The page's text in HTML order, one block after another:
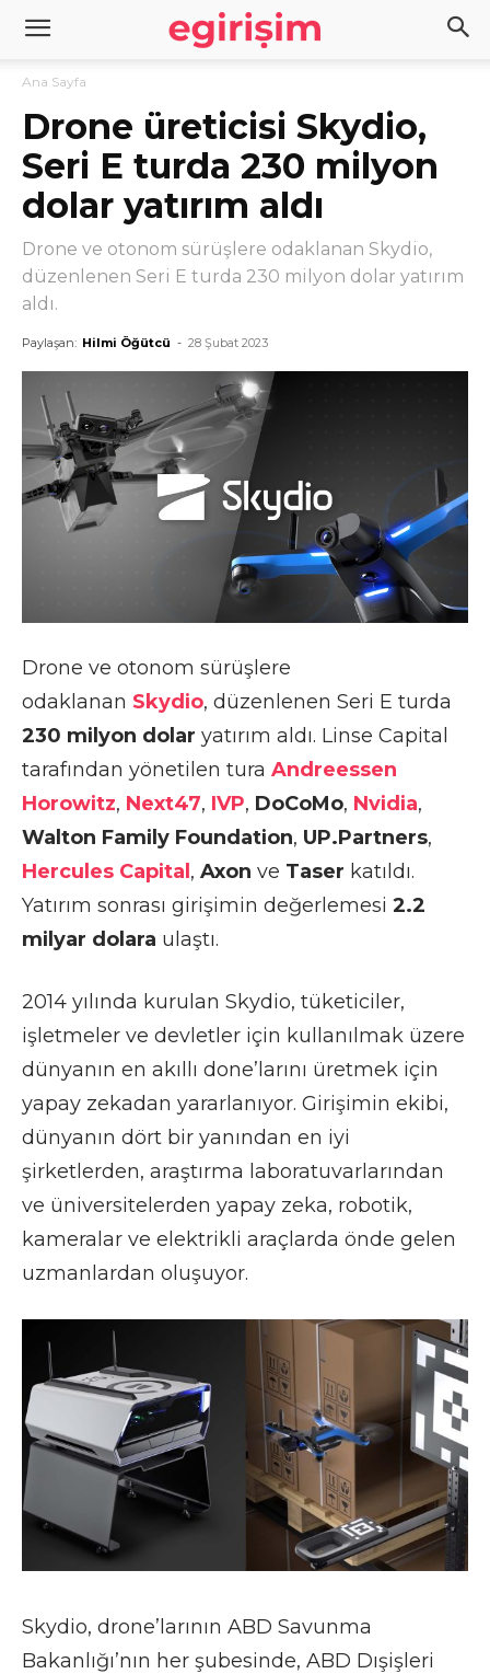
Ana Sayfa
Drone üreticisi Skydio,
Seri E turda 230 milyon
dolar yatırım aldı
Drone ve otonom sürüşlere odaklanan Skydio,
düzenlenen Seri E turda 230 milyon dolar yatırım
aldı.
Paylaşan: Hilmi Öğütcü - 28 Şubat 2023
Drone ve otonom sürüşlere
odaklanan Skydio, düzenlenen Seri E turda
230 milyon dolar yatırım aldı. Linse Capital
tarafından yönetilen tura Andreessen
Horowitz, Next47, IVP, DoCoMo, Nvidia,
Walton Family Foundation, UP.Partners,
Hercules Capital , Axon ve Taser katıldı.
Yatırım sonrası girişimin değerlemesi 2.2
milyar dolara ulaştı.
2014 yılında kurulan Skydio, tüketiciler,
işletmeler ve devletler için kullanılmak üzere
dünyanın en akıllı done’larını üretmek için
yapay zekadan yararlanıyor. Girişimin ekibi,
dünyanın dört bir yanından en iyi
şirketlerden, araştırma laboratuvarlarından
ve üniversitelerden yapay zeka, robotik,
kameralar ve elektrikli araçlarda önde gelen
uzmanlardan oluşuyor.
Skydio, drone’larının ABD Savunma
Bakanlığı’nın her şubesinde, ABD Dışişleri